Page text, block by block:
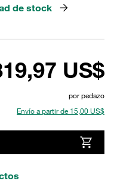
de stock
US$
por pedazo
Envío a partir de 15,00 US$